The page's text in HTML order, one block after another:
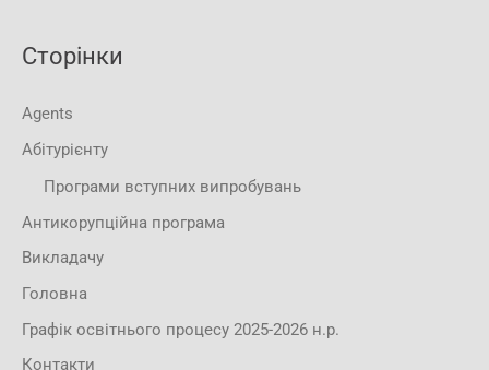
Сторінки
Agents
Абітурієнту
Програми вступних випробувань
Антикорупційна програма
Викладачу
Головна
Графік освітнього процесу 2025-2026 н.р.
Контакти